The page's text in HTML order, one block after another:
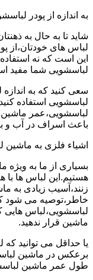
به اندازه از پودر
شاید تا به حال به
لباس های خودتان،از
این است که نه
لباسشویی شما مفید
سعی کنید که به
لباسشویی استفاده
لباسشویی،عمر
باعث اسراف در آب و
اشیاء فلزی به
بسیاری از ما به ویژه
هستیم.این لباس ها
زنند،آسیب زیادی به
خاطر،توصیه می شود
لباسشویی،لباس هایی
ماشین قرار ندهید.
یا حداقل می توانید
برعکس در ماشین
طول عمر ماشین